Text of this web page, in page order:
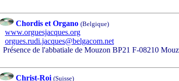
Chordis et Organo (Belgique)
www.orguesjacques.org
orgues.rudi.jacques@belgacom.net
Présence de l'abbatiale de Mouzon BP21 F-08210
Christ-Roi (Suisse)